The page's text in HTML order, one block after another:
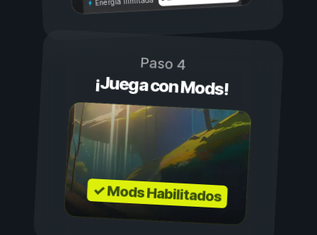
Paso 4
¡Juega con Mods!
✓ Mods Habilitados